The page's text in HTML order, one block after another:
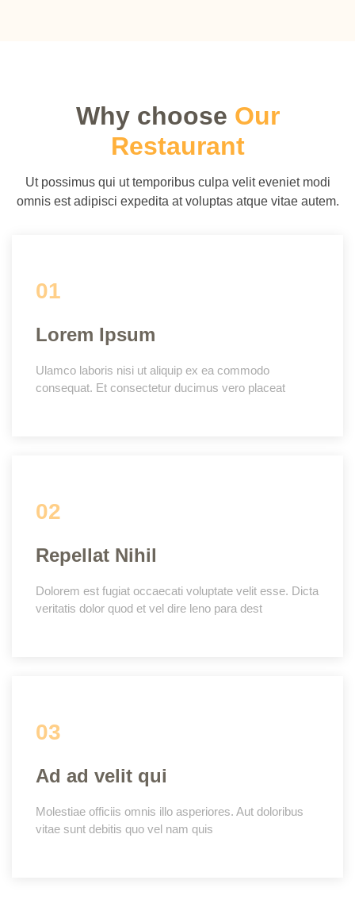
Why choose Our
Restaurant
Ut possimus qui ut temporibus culpa velit eveniet modi
omnis est adipisci expedita at voluptas atque vitae autem.
01
Lorem Ipsum
Ulamco laboris nisi ut aliquip ex ea commodo
consequat. Et consectetur ducimus vero placeat
02
Repellat Nihil
Dolorem est fugiat occaecati voluptate velit esse. Dicta
veritatis dolor quod et vel dire leno para dest
03
Ad ad velit qui
Molestiae officiis omnis illo asperiores. Aut doloribus
vitae sunt debitis quo vel nam quis